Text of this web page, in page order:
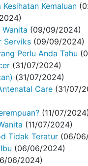
Kemaluan
(09/09/2024)
Serviks (09/09/2024)
Perlu Anda Tahu
(31/07/2024)
(31/07/2024)
Care (31/07/
(11/07/2024)
(11/07/2024)
Tidak Teratur (06/
(06/06/2024)
06/2024)